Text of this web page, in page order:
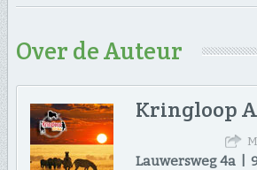
Over de Auteur
Kringloop
Lauwersweg 4a |